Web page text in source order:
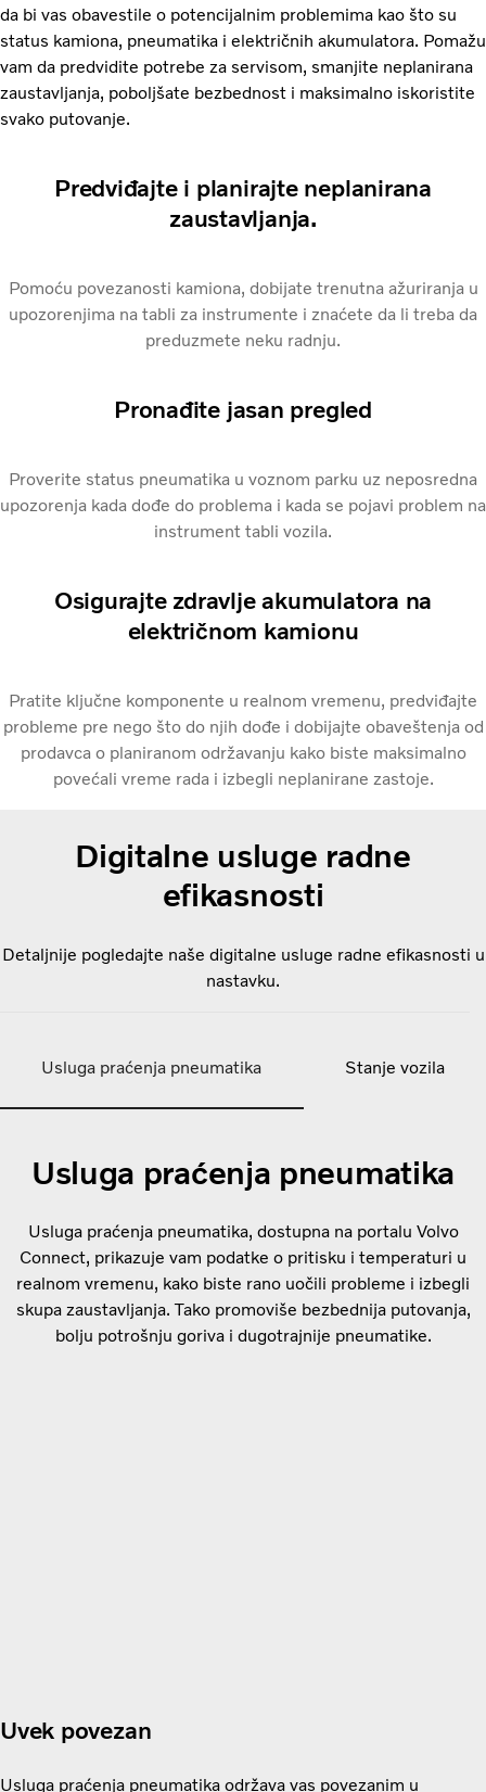
da bi vas obavestile o potencijalnim problemima kao što su
status kamiona, pneumatika i električnih akumulatora. Pomažu
vam da predvidite potrebe za servisom, smanjite neplanirana
zaustavljanja, poboljšate bezbednost i maksimalno iskoristite
svako putovanje.
Predviđajte i planirajte neplanirana
zaustavljanja.
Pomoću povezanosti kamiona, dobijate trenutna ažuriranja u
upozorenjima na tabli za instrumente i znaćete da li treba da
preduzmete neku radnju.
Pronađite jasan pregled
Proverite status pneumatika u voznom parku uz neposredna
upozorenja kada dođe do problema i kada se pojavi problem na
instrument tabli vozila.
Osigurajte zdravlje akumulatora na
električnom kamionu
Pratite ključne komponente u realnom vremenu, predviđajte
probleme pre nego što do njih dođe i dobijajte obaveštenja od
prodavca o planiranom održavanju kako biste maksimalno
povećali vreme rada i izbegli neplanirane zastoje.
Digitalne usluge radne
efikasnosti
Detaljnije pogledajte naše digitalne usluge radne efikasnosti u
nastavku.
Usluga praćenja pneumatika Stanje vozila
Usluga praćenja pneumatika
Usluga praćenja pneumatika, dostupna na portalu Volvo
Connect, prikazuje vam podatke o pritisku i temperaturi u
realnom vremenu, kako biste rano uočili probleme i izbegli
skupa zaustavljanja. Tako promoviše bezbednija putovanja,
bolju potrošnju goriva i dugotrajnije pneumatike.
Uvek povezan
Usluga praćenja pneumatika održava vas povezanim u